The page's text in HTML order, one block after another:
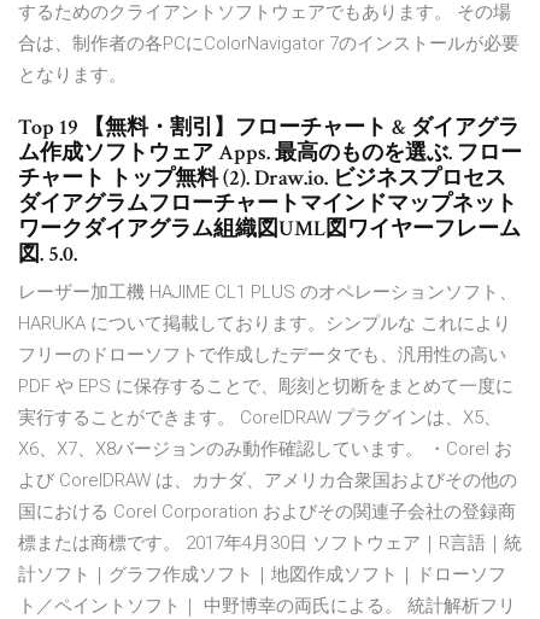
するためのクライアントソフトウェアでもあります。 その場
合は、制作者の各PCにColorNavigator 7のインストールが必要
となります。
Top 19 【無料・割引】フローチャート & ダイアグラ
ム作成ソフトウェア Apps. 最高のものを選ぶ. フロー
チャート トップ無料 (2). Draw.io. ビジネスプロセス
ダイアグラムフローチャートマインドマップネット
ワークダイアグラム組織図UML図ワイヤーフレーム
図. 5.0.
レーザー加工機 HAJIME CL1 PLUS のオペレーションソフト、
HARUKA について掲載しております。シンプルな これにより
フリーのドローソフトで作成したデータでも、汎用性の高い
PDF や EPS に保存することで、彫刻と切断をまとめて一度に
実行することができます。 CorelDRAW プラグインは、X5、
X6、X7、X8バージョンのみ動作確認しています。 ・Corel お
よび CorelDRAW は、カナダ、アメリカ合衆国およびその他の
国における Corel Corporation およびその関連子会社の登録商
標または商標です。 2017年4月30日 ソフトウェア｜R言語｜統
計ソフト｜グラフ作成ソフト｜地図作成ソフト｜ドローソフ
ト／ペイントソフト｜ 中野博幸の両氏による。 統計解析フリ